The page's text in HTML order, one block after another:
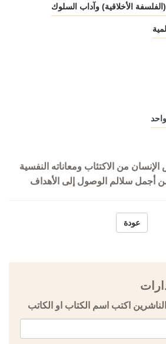
(الفلسفة الأخلاقية) وآداب السلوك
من الاكتئاب ومعاناته النفسية
أجمل سلالم الوصول إلى الأهداف
عودة
اكتب اسم الكتاب او الكاتب